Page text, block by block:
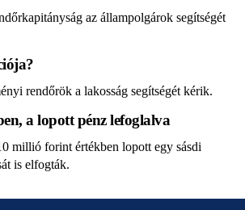
az állampolgárok segítségét
rendőrök a lakosság segítségét kérik.
a lopott pénz lefoglalva
millió forint értékben lopott egy sásdi
is elfogták.